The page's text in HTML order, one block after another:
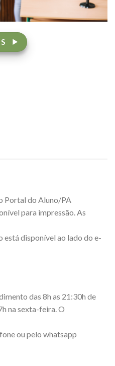
Portal do Aluno/PA
para impressão. As
está disponível ao lado do e-
das 8h as 21:30h de
na sexta-feira. O
ou pelo whatsapp